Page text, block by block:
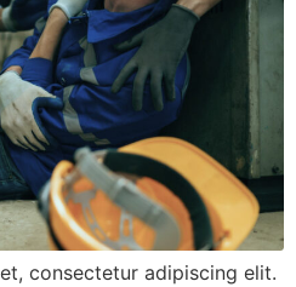
consectetur adipiscing elit.